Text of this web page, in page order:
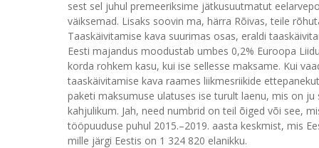
sest sel juhul premeeriksime jätkusuutmatut
väiksemad. Lisaks soovin ma, härra Rõivas, teile
Taaskäivitamise kava suurimas osas, eraldi
Eesti majandus moodustab umbes 0,2% Euroopa
korda rohkem kasu, kui ise sellesse maksame. Kui
taaskäivitamise kava raames liikmesriikide
paketi maksumuse ulatuses ise turult laenu, mis on
kahjulikum. Jah, need numbrid on teil õiged või see,
tööpuuduse puhul 2015.–2019. aasta keskmist, mis
mille järgi Eestis on 1 324 820 elanikku.